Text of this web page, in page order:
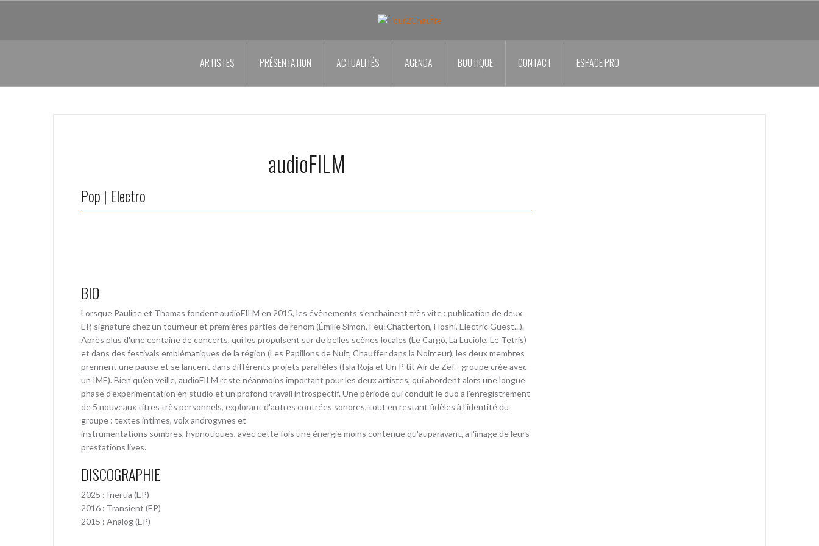
ARTISTES PRÉSENTATION ACTUALITÉS AGENDA BOUTIQUE CONTACT ESPACE PRO
audioFILM
Pop | Electro
BIO
Lorsque Pauline et Thomas fondent audioFILM en 2015, les évènements s'enchaînent très vite : publication de deux
EP, signature chez un tourneur et premières parties de renom (Émilie Simon, Feu!Chatterton, Hoshi, Electric Guest...).
Après plus d'une centaine de concerts, qui les propulsent sur de belles scènes locales (Le Cargö, La Luciole, Le Tetris)
et dans des festivals emblématiques de la région (Les Papillons de Nuit, Chauffer dans la Noirceur), les deux membres
prennent une pause et se lancent dans différents projets parallèles (Isla Roja et Un P'tit Air de Zef - groupe crée avec
un IME). Bien qu'en veille, audioFILM reste néanmoins important pour les deux artistes, qui abordent alors une longue
phase d'expérimentation en studio et un profond travail introspectif. Une période qui conduit le duo à l'enregistrement
de 5 nouveaux titres très personnels, explorant d'autres contrées sonores, tout en restant fidèles à l'identité du
groupe : textes intimes, voix androgynes et
instrumentations sombres, hypnotiques, avec cette fois une énergie moins contenue qu'auparavant, à l'image de leurs
prestations lives.
DISCOGRAPHIE
2025 : Inertia (EP)
2016 : Transient (EP)
2015 : Analog (EP)